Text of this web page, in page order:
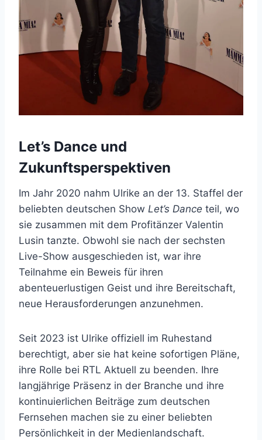
Let’s Dance und
Zukunftsperspektiven
Im Jahr 2020 nahm Ulrike an der 13. Staffel der
beliebten deutschen Show Let’s Dance teil, wo
sie zusammen mit dem Profitänzer Valentin
Lusin tanzte. Obwohl sie nach der sechsten
Live-Show ausgeschieden ist, war ihre
Teilnahme ein Beweis für ihren
abenteuerlustigen Geist und ihre Bereitschaft,
neue Herausforderungen anzunehmen.
Seit 2023 ist Ulrike offiziell im Ruhestand
berechtigt, aber sie hat keine sofortigen Pläne,
ihre Rolle bei RTL Aktuell zu beenden. Ihre
langjährige Präsenz in der Branche und ihre
kontinuierlichen Beiträge zum deutschen
Fernsehen machen sie zu einer beliebten
Persönlichkeit in der Medienlandschaft.